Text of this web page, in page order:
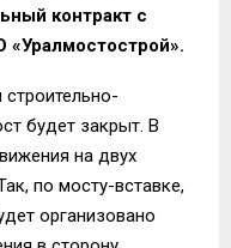
контракт с
«Уралмостострой».
будет закрыт. В
на двух
по мосту-вставке,
организовано